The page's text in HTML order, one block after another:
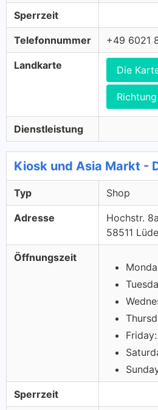
Sperrzeit
Telefonnummer +49 6021
Landkarte Die
Richtung
Dienstleistung
Kiosk und Asia Markt -
Typ Shop
Adresse
Hochstr. 8a
58511
Öffnungszeit
Sperrzeit